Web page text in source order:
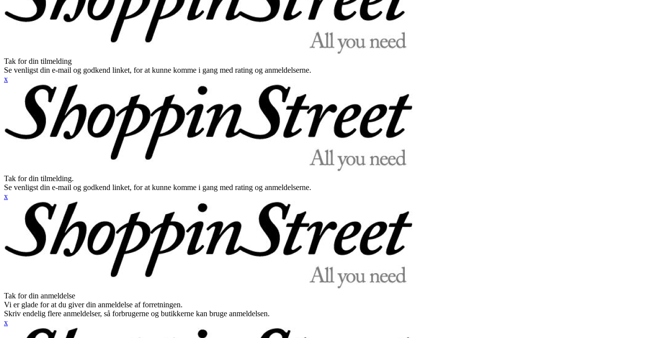
Tak for din tilmelding
Se venligst din e-mail og godkend linket, for at kunne komme i gang med rating og anmeldelserne.
x
Tak for din tilmelding.
Se venligst din e-mail og godkend linket, for at kunne komme i gang med rating og anmeldelserne.
x
Tak for din anmeldelse
Vi er glade for at du giver din anmeldelse af forretningen.
Skriv endelig flere anmeldelser, så forbrugerne og butikkerne kan bruge anmeldelsen.
x